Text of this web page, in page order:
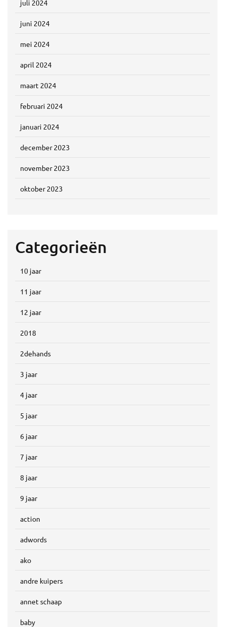
juli 2024
juni 2024
mei 2024
april 2024
maart 2024
februari 2024
januari 2024
december 2023
november 2023
oktober 2023
Categorieën
10 jaar
11 jaar
12 jaar
2018
2dehands
3 jaar
4 jaar
5 jaar
6 jaar
7 jaar
8 jaar
9 jaar
action
adwords
ako
andre kuipers
annet schaap
baby